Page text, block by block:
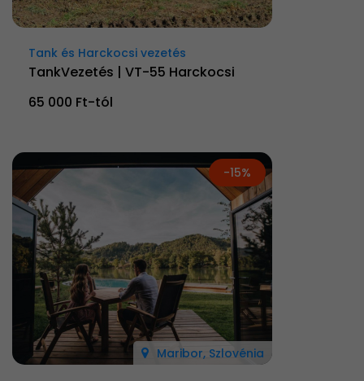
Tank és Harckocsi vezetés
TankVezetés | VT-55 Harckocsi
65 000 Ft-tól
-15%
Maribor, Szlovénia